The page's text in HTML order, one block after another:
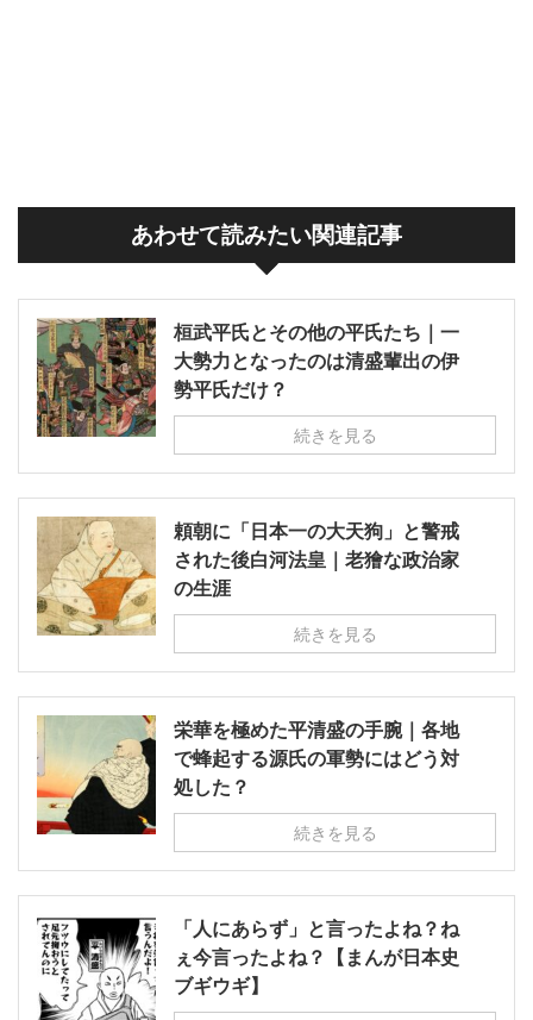
あわせて読みたい関連記事
桓武平氏とその他の平氏たち｜一
大勢力となったのは清盛輩出の伊
勢平氏だけ？
続きを見る
頼朝に「日本一の大天狗」と警戒
された後白河法皇｜老獪な政治家
の生涯
続きを見る
栄華を極めた平清盛の手腕｜各地
で蜂起する源氏の軍勢にはどう対
処した？
続きを見る
「人にあらず」と言ったよね？ね
ぇ今言ったよね？【まんが日本史
ブギウギ】